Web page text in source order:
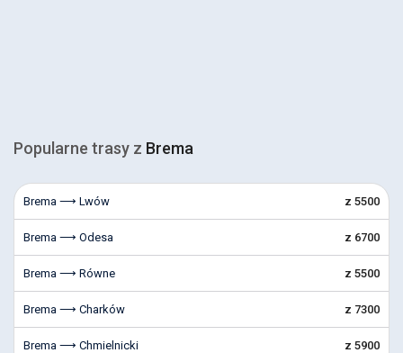
Popularne trasy z Brema
Brema ⟶ Lwów z 5500
Brema ⟶ Odesa z 6700
Brema ⟶ Równe z 5500
Brema ⟶ Charków z 7300
Brema ⟶ Chmielnicki z 5900